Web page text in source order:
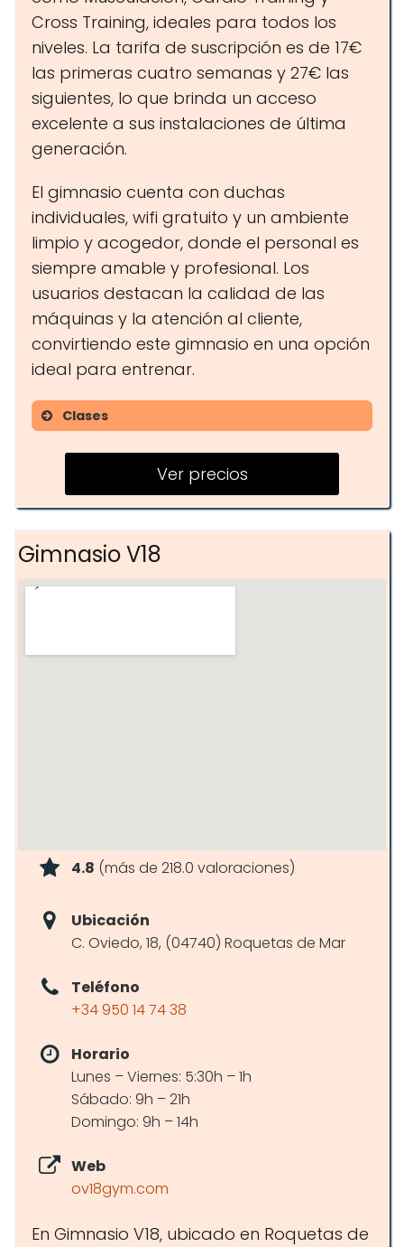
Cross Training, ideales para todos los
niveles. La tarifa de suscripción es de 17€
las primeras cuatro semanas y 27€ las
siguientes, lo que brinda un acceso
excelente a sus instalaciones de última
generación.
El gimnasio cuenta con duchas
individuales, wifi gratuito y un ambiente
limpio y acogedor, donde el personal es
siempre amable y profesional. Los
usuarios destacan la calidad de las
máquinas y la atención al cliente,
convirtiendo este gimnasio en una opción
ideal para entrenar.
Clases
Musculación
Cardio Training
Cross Training
Ver precios
Gimnasio V18
4.8 (más de 218.0 valoraciones)
Ubicación
C. Oviedo, 18, (04740) Roquetas de Mar
Teléfono
+34 950 14 74 38
Horario
Lunes – Viernes: 5:30h – 1h
Sábado: 9h – 21h
Domingo: 9h – 14h
Web
ov18gym.com
En Gimnasio V18, ubicado en Roquetas de